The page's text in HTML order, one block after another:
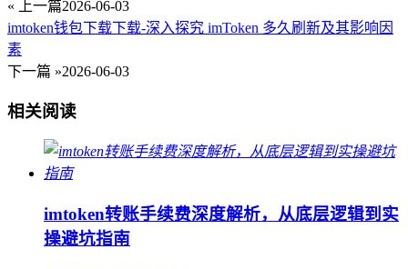
« 上一篇2026-06-03
imtoken钱包下载下载-深入探究 imToken 多久刷新及其影响因
素
下一篇 »2026-06-03
相关阅读
imtoken转账手续费深度解析，从底层逻辑到实
操避坑指南